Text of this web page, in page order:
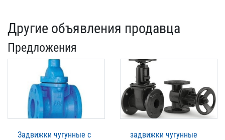
Другие объявления продавца
Предложения
Задвижки чугунные с
задвижки чугунные